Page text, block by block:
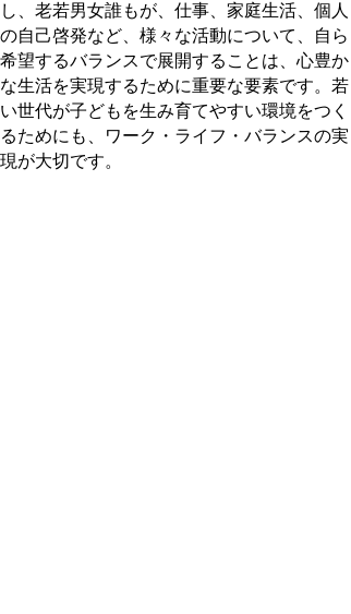
し、老若男女誰もが、仕事、家庭生活、個人
の自己啓発など、様々な活動について、自ら
希望するバランスで展開することは、心豊か
な生活を実現するために重要な要素です。若
い世代が子どもを生み育てやすい環境をつく
るためにも、ワーク・ライフ・バランスの実
現が大切です。